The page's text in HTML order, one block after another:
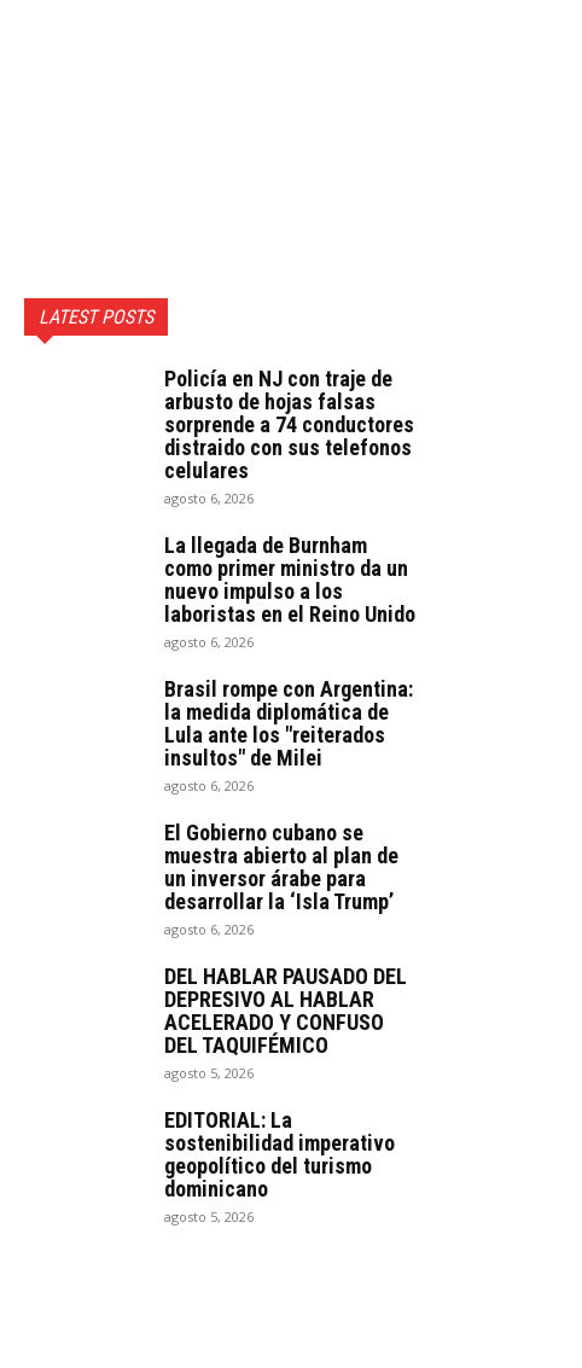
LATEST POSTS
Policía en NJ con traje de
arbusto de hojas falsas
sorprende a 74 conductores
distraido con sus telefonos
celulares
agosto 6, 2026
La llegada de Burnham
como primer ministro da un
nuevo impulso a los
laboristas en el Reino Unido
agosto 6, 2026
Brasil rompe con Argentina:
la medida diplomática de
Lula ante los "reiterados
insultos" de Milei
agosto 6, 2026
El Gobierno cubano se
muestra abierto al plan de
un inversor árabe para
desarrollar la ‘Isla Trump’
agosto 6, 2026
DEL HABLAR PAUSADO DEL
DEPRESIVO AL HABLAR
ACELERADO Y CONFUSO
DEL TAQUIFÉMICO
agosto 5, 2026
EDITORIAL: La
sostenibilidad imperativo
geopolítico del turismo
dominicano
agosto 5, 2026